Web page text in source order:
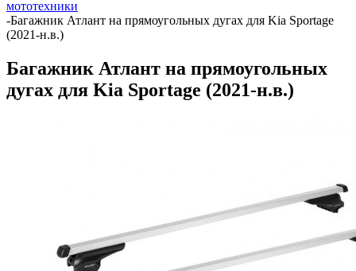
мототехники
-Багажник Атлант на прямоугольных дугах для Kia Sportage
(2021-н.в.)
Багажник Атлант на прямоугольных
дугах для Kia Sportage (2021-н.в.)